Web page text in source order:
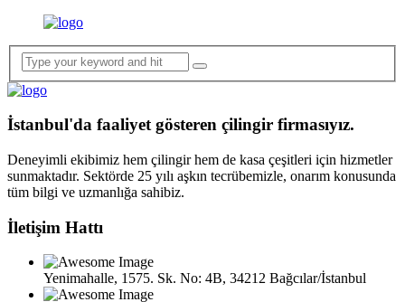
İstanbul'da faaliyet gösteren çilingir firmasıyız.
Deneyimli ekibimiz hem çilingir hem de kasa çeşitleri için hizmetler
sunmaktadır. Sektörde 25 yılı aşkın tecrübemizle, onarım konusunda
tüm bilgi ve uzmanlığa sahibiz.
İletişim Hattı
Yenimahalle, 1575. Sk. No: 4B, 34212 Bağcılar/İstanbul